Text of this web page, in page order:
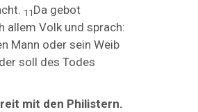
11 Da gebot
allem Volk und sprach:
Mann oder sein Weib
soll des Todes
mit den Philistern.